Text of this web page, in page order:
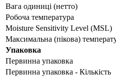
Вага одиниці (нетто)
Робоча температура
Moisture Sensitivity Level (MSL)
Максимальна (пікова)
Упаковка
Первинна упаковка
Первинна упаковка - Кількість